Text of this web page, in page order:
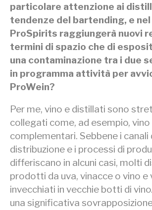
particolare attenzione ai
tendenze del bartending, e
ProSpirits raggiungerà nuovi
termini di spazio che di
una contaminazione tra i due
in programma attività per
ProWein?
Per me, vino e distillati sono
collegati come, ad esempio,
complementari. Sebbene i canali
distribuzione e i processi di
differiscano in alcuni casi, molti
prodotti da uva, vinacce o vino e
invecchiati in vecchie botti di
una significativa